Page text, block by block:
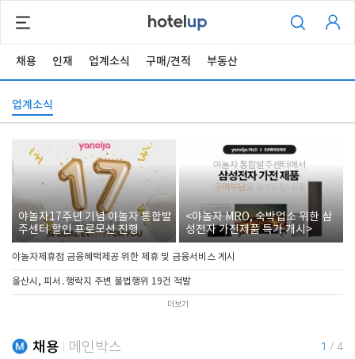
채용 인재 업계소식 구매/견적 부동산
업계소식
야놀자17주년 기념 야놀자 통합발
주센터 할인 프로모션 진행
<야놀자 MRO, 숙박업소 위한 삼
성전자 가전제품 특가 개시>
야놀자제휴점 금융혜택제공 위한 제휴 및 금융서비스 게시
울산시, 피서․행락지 주변 불법행위 19건 적발
더보기
채용 메인박스 1 / 4